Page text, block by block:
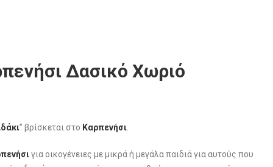
Δασικό Χωριό
” βρίσκεται στο Καρπενήσι.
για οικογένειες με μικρά ή μεγάλα παιδιά για αυτούς που